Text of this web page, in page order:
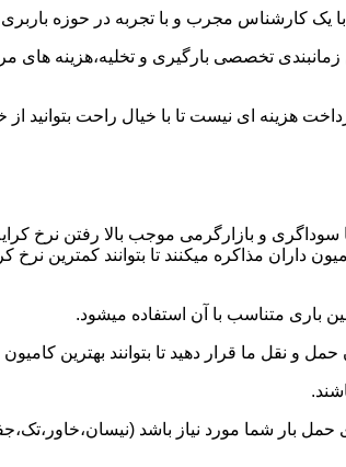
با یک کارشناس مجرب و با تجربه در حوزه
تخصصی بارگیری و تخلیه،هزینه های
هزینه ای نیست تا با خیال راحت بتوانید
و بازارگرمی موجب بالا رفتن نرخ
مذاکره میکنند تا بتوانند کمترین نرخ
باری متناسب با آن استفاده میشود.
نقل ما قرار دهید تا بتوانند بهترین کامیون
بار شما مورد نیاز باشد